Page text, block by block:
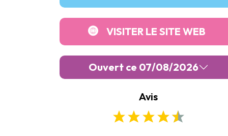
VISITER LE SITE WEB
Ouvert ce 07/08/2026
09:00- 17:00
Avis